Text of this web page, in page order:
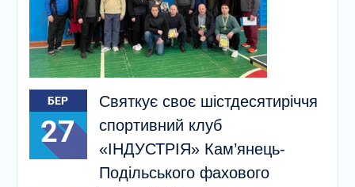
БЕР
27
Святкує своє шістдесятиріччя
спортивний клуб
«ІНДУСТРІЯ» Кам’янець-
Подільського фахового